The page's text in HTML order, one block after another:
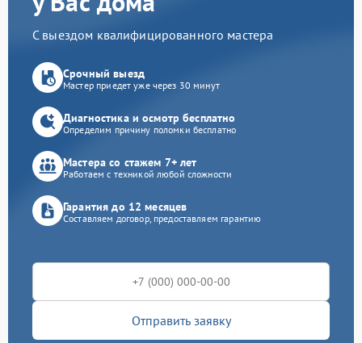
С выездом квалифицированного мастера
Срочный выезд
Мастер приедет уже через 30 минут
Диагностика и осмотр бесплатно
Определим причину поломки бесплатно
Мастера со стажем 7+ лет
Работаем с техникой любой сложности
Гарантия до 12 месяцев
Составляем договор, предоставляем гарантию
Отправить заявку